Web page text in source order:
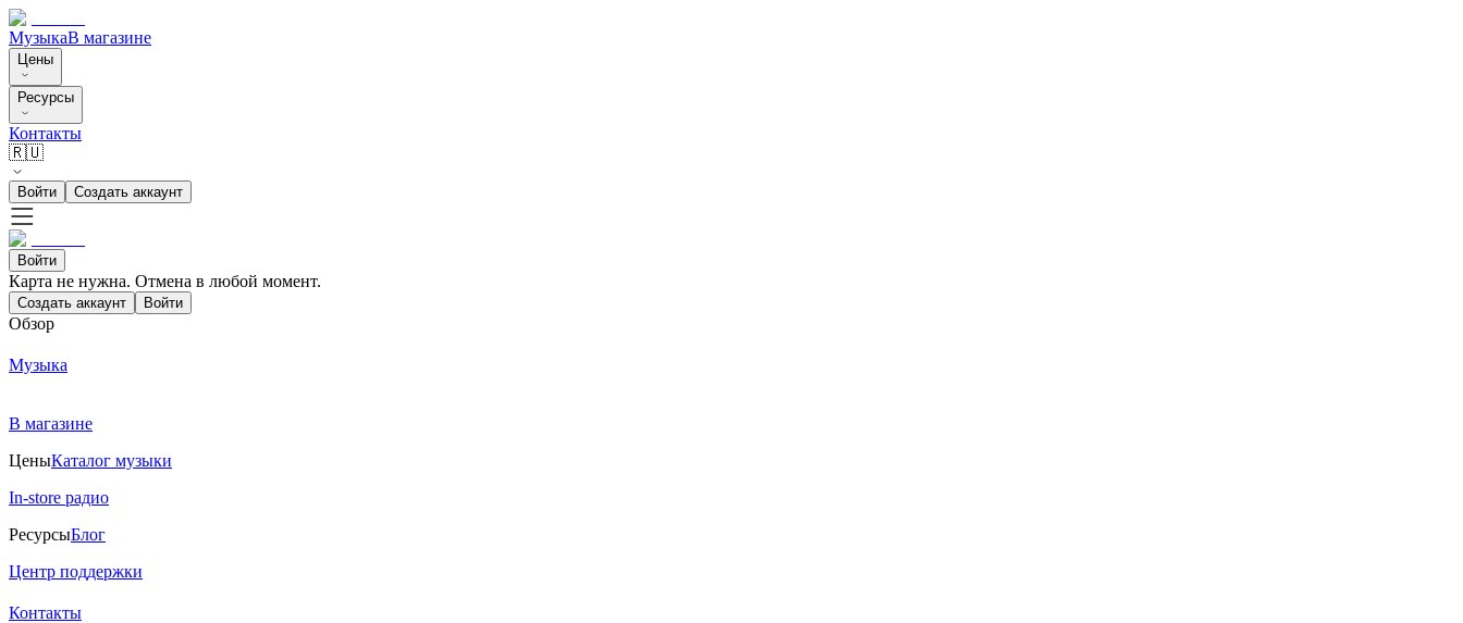
МузыкаВ магазине
Цены
Ресурсы
Контакты
🇷🇺
Войти Создать аккаунт
Войти
Карта не нужна. Отмена в любой момент.
Создать аккаунт Войти
Обзор
Музыка
В магазине
ЦеныКаталог музыки
In-store радио
РесурсыБлог
Центр поддержки
Контакты